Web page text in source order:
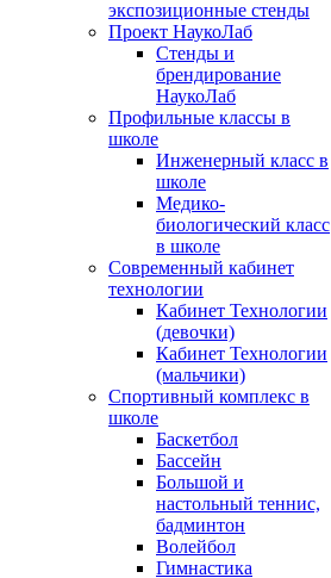
экспозиционные стенды
Проект НаукоЛаб
Стенды и
брендирование
НаукоЛаб
Профильные классы в
школе
Инженерный класс в
школе
Медико-
биологический класс
в школе
Современный кабинет
технологии
Кабинет Технологии
(девочки)
Кабинет Технологии
(мальчики)
Спортивный комплекс в
школе
Баскетбол
Бассейн
Большой и
настольный теннис,
бадминтон
Волейбол
Гимнастика